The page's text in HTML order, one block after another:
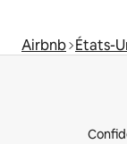
Airbnb États-